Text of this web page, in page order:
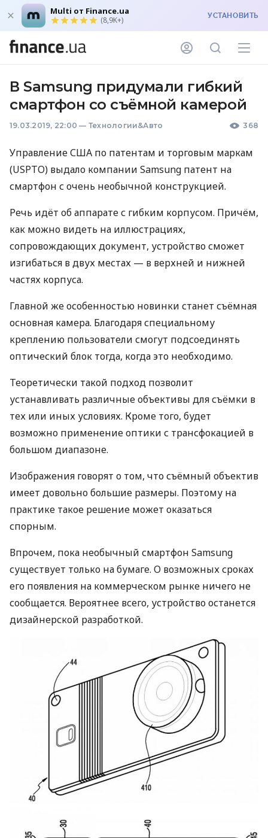
Multi от Finance.ua
(8,9K+) УСТАНОВИТЬ
В Samsung придумали гибкий
смартфон со съёмной камерой
19.03.2019, 22:00 — Технологии&Авто 368
УправлениеСША по патентам и торговым маркам
(USPTO) выдало компании Samsung патент на
смартфон с очень необычной конструкцией.
Речь идёт об аппарате с гибким корпусом. Причём,
как можно видеть на иллюстрациях,
сопровождающих документ, устройство сможет
изгибаться в двух местах — в верхней и нижней
частях корпуса.
Главной же особенностью новинки станет съёмная
основная камера. Благодаря специальному
креплению пользователи смогут подсоединять
оптический блок тогда, когда это необходимо.
Теоретически такой подход позволит
устанавливать различные объективы для съёмки в
тех или иных условиях. Кроме того, будет
возможно применение оптики с трансфокацией в
большом диапазоне.
Изображения говорят о том, что съёмный объектив
имеет довольно большие размеры. Поэтому на
практике такое решение может оказаться
спорным.
Впрочем, пока необычный смартфон Samsung
существует только на бумаге. О возможных сроках
его появления на коммерческом рынке ничего не
сообщается. Вероятнее всего, устройство останется
дизайнерской разработкой.